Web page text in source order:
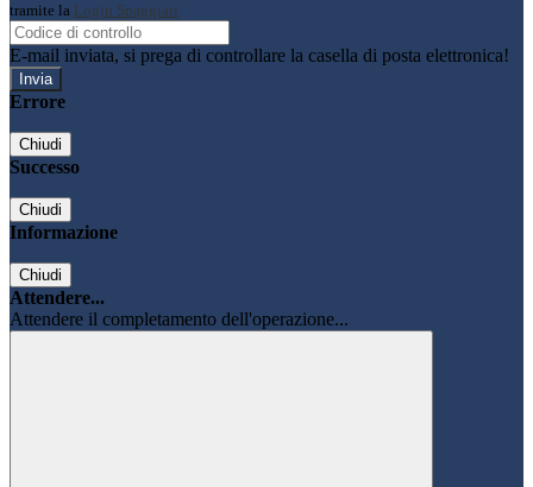
tramite la Login Spaggiari
E-mail inviata, si prega di controllare la casella di posta elettronica!
Errore
Chiudi
Successo
Chiudi
Informazione
Chiudi
Attendere...
Attendere il completamento dell'operazione...